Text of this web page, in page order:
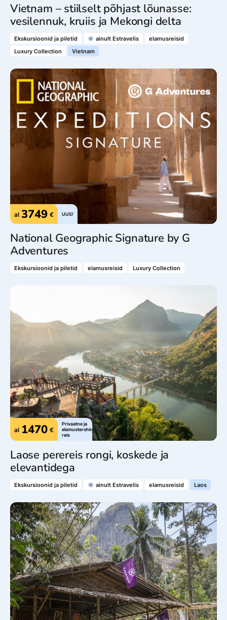
Vietnam – stiilselt põhjast lõunasse:
vesilennuk, kruiis ja Mekongi delta
Ekskursioonid ja piletid ainult Estravelis
elamusreisid
Luxury Collection
Vietnam
al 3749 € UUS!
National Geographic Signature by G
Adventures
Ekskursioonid ja piletid elamusreisid Luxury Collection
al 1470 €
Privaatne ja
elamusterohke
reis
Laose perereis rongi, koskede ja
elevantidega
Ekskursioonid ja piletid ainult Estravelis elamusreisid Laos